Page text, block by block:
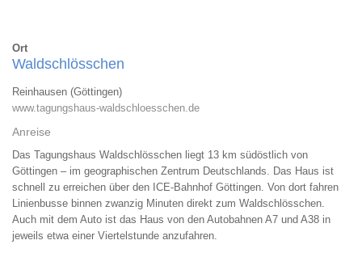
Ort
Waldschlösschen
Reinhausen (Göttingen)
www.tagungshaus-waldschloesschen.de
Anreise
Das Tagungshaus Waldschlösschen liegt 13 km südöstlich von
Göttingen – im geographischen Zentrum Deutschlands. Das Haus ist
schnell zu erreichen über den ICE-Bahnhof Göttingen. Von dort fahren
Linienbusse binnen zwanzig Minuten direkt zum Waldschlösschen.
Auch mit dem Auto ist das Haus von den Autobahnen A7 und A38 in
jeweils etwa einer Viertelstunde anzufahren.